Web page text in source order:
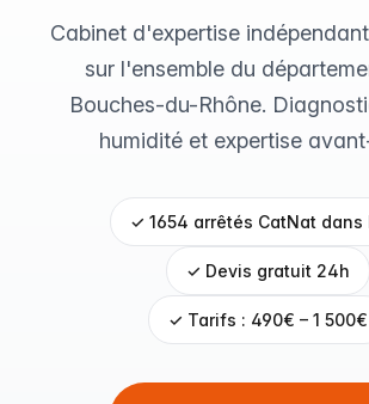
Cabinet d'expertise
sur l'ensemble du
Bouches-du-Rhône.
humidité et expertise
✓ 1654 arrêtés CatNat dans
✓ Devis gratuit 24h
✓ Tarifs : 490€ – 1 500€